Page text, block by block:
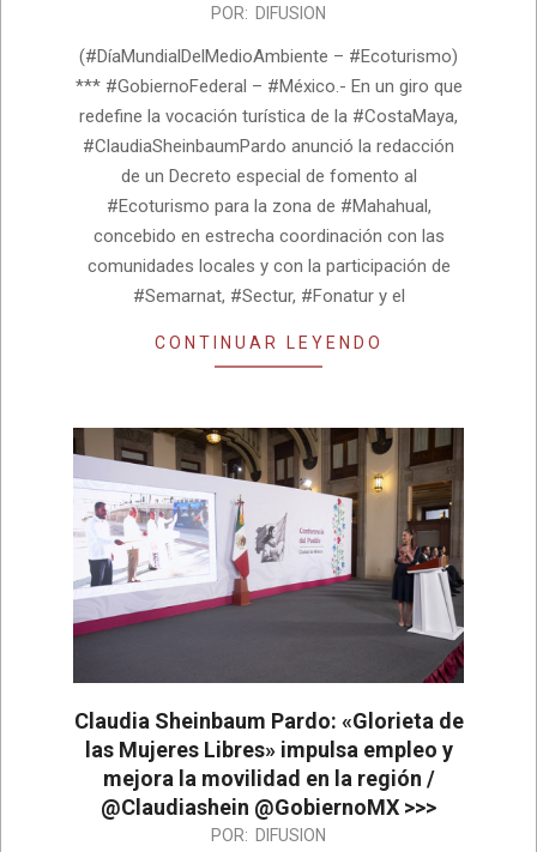
06-
POR: DIFUSION
(#DíaMundialDelMedioAmbiente – #Ecoturismo)
*** #GobiernoFederal – #México.- En un giro que
redefine la vocación turística de la #CostaMaya,
#ClaudiaSheinbaumPardo anunció la redacción
de un Decreto especial de fomento al
#Ecoturismo para la zona de #Mahahual,
concebido en estrecha coordinación con las
comunidades locales y con la participación de
#Semarnat, #Sectur, #Fonatur y el
CONTINUAR LEYENDO
Claudia Sheinbaum Pardo: «Glorieta de
las Mujeres Libres» impulsa empleo y
mejora la movilidad en la región /
@Claudiashein @GobiernoMX >>>
POR: DIFUSION